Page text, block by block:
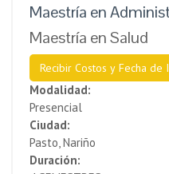
Maestría en
Maestría en Salud
Recibir Costos y Fecha de
Modalidad:
Presencial
Ciudad:
Pasto, Nariño
Duración: